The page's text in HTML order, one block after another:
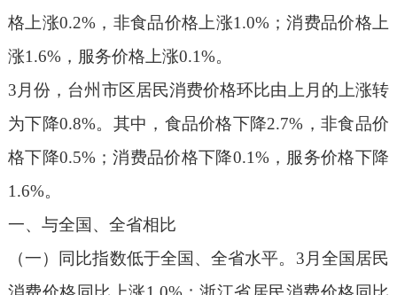
格上涨0.2%，非食品价格上涨1.0%；消费品价格上
涨1.6%，服务价格上涨0.1%。
3月份，台州市区居民消费价格环比由上月的上涨转
为下降0.8%。其中，食品价格下降2.7%，非食品价
格下降0.5%；消费品价格下降0.1%，服务价格下降
1.6%。
一、与全国、全省相比
（一）同比指数低于全国、全省水平。 3月全国居民